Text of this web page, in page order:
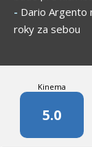
- Dario Argento
roky za sebou
Kinema
5.0